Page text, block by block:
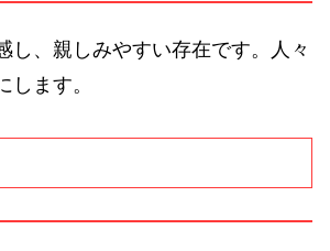
し、親しみやすい存在です。人々
します。